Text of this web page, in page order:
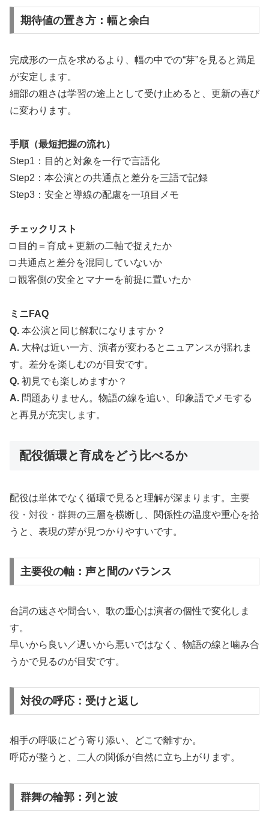
期待値の置き方：幅と余白
完成形の一点を求めるより、幅の中での“芽”を見ると満足
が安定します。
細部の粗さは学習の途上として受け止めると、更新の喜び
に変わります。
手順（最短把握の流れ）
Step1：目的と対象を一行で言語化
Step2：本公演との共通点と差分を三語で記録
Step3：安全と導線の配慮を一項目メモ
チェックリスト
□ 目的＝育成＋更新の二軸で捉えたか
□ 共通点と差分を混同していないか
□ 観客側の安全とマナーを前提に置いたか
ミニFAQ
Q. 本公演と同じ解釈になりますか？
A. 大枠は近い一方、演者が変わるとニュアンスが揺れま
す。差分を楽しむのが目安です。
Q. 初見でも楽しめますか？
A. 問題ありません。物語の線を追い、印象語でメモする
と再見が充実します。
配役循環と育成をどう比べるか
配役は単体でなく循環で見ると理解が深まります。 主要
役・対役・群舞の三層を横断し、関係性の温度や重心を拾
うと、表現の芽が見つかりやすいです。
主要役の軸：声と間のバランス
台詞の速さや間合い、歌の重心は演者の個性で変化しま
す。
早いから良い／遅いから悪いではなく、物語の線と噛み合
うかで見るのが目安です。
対役の呼応：受けと返し
相手の呼吸にどう寄り添い、どこで離すか。
呼応が整うと、二人の関係が自然に立ち上がります。
群舞の輪郭：列と波